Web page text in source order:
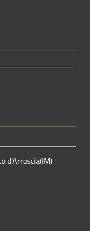
d'Arroscia(IM)